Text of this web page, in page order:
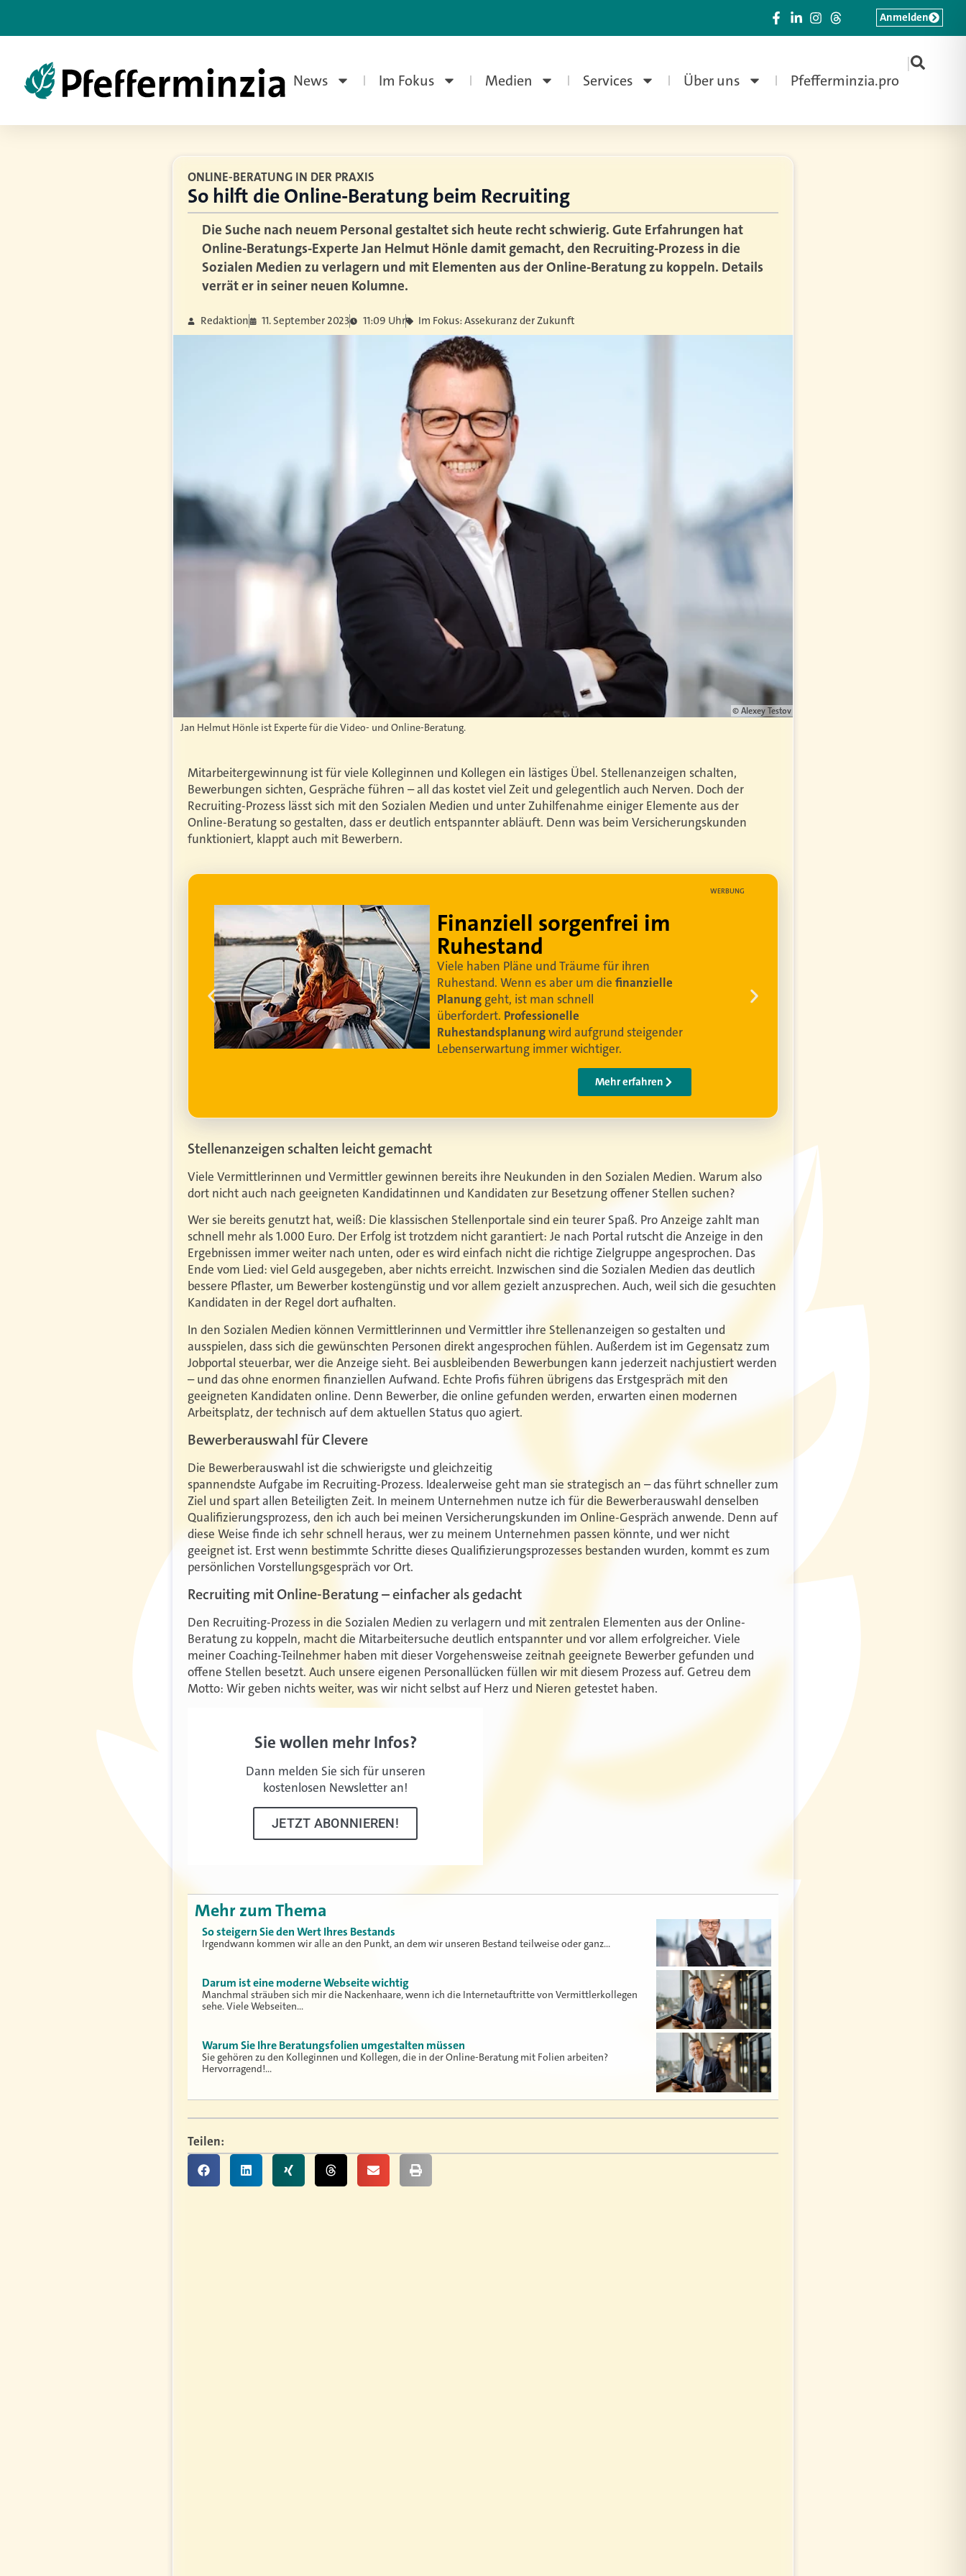
News Im Fokus Medien Services Über uns Pfefferminzia.pro
|
Anmelden
ONLINE-BERATUNG IN DER PRAXIS
So hilft die Online-Beratung beim Recruiting
Die Suche nach neuem Personal gestaltet sich heute recht schwierig. Gute Erfahrungen hat
Online-Beratungs-Experte Jan Helmut Hönle damit gemacht, den Recruiting-Prozess in die
Sozialen Medien zu verlagern und mit Elementen aus der Online-Beratung zu koppeln. Details
verrät er in seiner neuen Kolumne.
Redaktion 11. September 2023 11:09 Uhr Im Fokus: Assekuranz der Zukunft
© Alexey Testov
Jan Helmut Hönle ist Experte für die Video- und Online-Beratung.
Mitarbeitergewinnung ist für viele Kolleginnen und Kollegen ein lästiges Übel. Stellenanzeigen schalten,
Bewerbungen sichten, Gespräche führen – all das kostet viel Zeit und gelegentlich auch Nerven. Doch der
Recruiting-Prozess lässt sich mit den Sozialen Medien und unter Zuhilfenahme einiger Elemente aus der
Online-Beratung so gestalten, dass er deutlich entspannter abläuft. Denn was beim Versicherungskunden
funktioniert, klappt auch mit Bewerbern.
WERBUNG
Lebe dein bestes Leben
Um sorgenfrei in den Ruhestand zu blicken,
braucht esprofessionelle Ruhestandsplanung
Damit Ihre Kundinnen und Kunden
ihr bestes
Leben leben können
Video anschauen
Stellenanzeigen schalten leicht gemacht
Viele Vermittlerinnen und Vermittler gewinnen bereits ihre Neukunden in den Sozialen Medien. Warum also
dort nicht auch nach geeigneten Kandidatinnen und Kandidaten zur Besetzung offener Stellen suchen?
Wer sie bereits genutzt hat, weiß: Die klassischen Stellenportale sind ein teurer Spaß. Pro Anzeige zahlt man
schnell mehr als 1.000 Euro. Der Erfolg ist trotzdem nicht garantiert: Je nach Portal rutscht die Anzeige in den
Ergebnissen immer weiter nach unten, oder es wird einfach nicht die richtige Zielgruppe angesprochen. Das
Ende vom Lied: viel Geld ausgegeben, aber nichts erreicht. Inzwischen sind die Sozialen Medien das deutlich
bessere Pflaster, um Bewerber kostengünstig und vor allem gezielt anzusprechen. Auch, weil sich die gesuchten
Kandidaten in der Regel dort aufhalten.
In den Sozialen Medien können Vermittlerinnen und Vermittler ihre Stellenanzeigen so gestalten und
ausspielen, dass sich die gewünschten Personen direkt angesprochen fühlen. Außerdem ist im Gegensatz zum
Jobportal steuerbar, wer die Anzeige sieht. Bei ausbleibenden Bewerbungen kann jederzeit nachjustiert werden
– und das ohne enormen finanziellen Aufwand. Echte Profis führen übrigens das Erstgespräch mit den
geeigneten Kandidaten online. Denn Bewerber, die online gefunden werden, erwarten einen modernen
Arbeitsplatz, der technisch auf dem aktuellen Status quo agiert.
Bewerberauswahl für Clevere
Die Bewerberauswahl ist die schwierigste und gleichzeitig
spannendste Aufgabe im Recruiting-Prozess. Idealerweise geht man sie strategisch an – das führt schneller zum
Ziel und spart allen Beteiligten Zeit. In meinem Unternehmen nutze ich für die Bewerberauswahl denselben
Qualifizierungsprozess, den ich auch bei meinen Versicherungskunden im Online-Gespräch anwende. Denn auf
diese Weise finde ich sehr schnell heraus, wer zu meinem Unternehmen passen könnte, und wer nicht
geeignet ist. Erst wenn bestimmte Schritte dieses Qualifizierungsprozesses bestanden wurden, kommt es zum
persönlichen Vorstellungsgespräch vor Ort.
Recruiting mit Online-Beratung – einfacher als gedacht
Den Recruiting-Prozess in die Sozialen Medien zu verlagern und mit zentralen Elementen aus der Online-
Beratung zu koppeln, macht die Mitarbeitersuche deutlich entspannter und vor allem erfolgreicher. Viele
meiner Coaching-Teilnehmer haben mit dieser Vorgehensweise zeitnah geeignete Bewerber gefunden und
offene Stellen besetzt. Auch unsere eigenen Personallücken füllen wir mit diesem Prozess auf. Getreu dem
Motto: Wir geben nichts weiter, was wir nicht selbst auf Herz und Nieren getestet haben.
Sie wollen mehr Infos?
Dann melden Sie sich für unseren
kostenlosen Newsletter an!
JETZT ABONNIEREN!
Mehr zum Thema
So steigern Sie den Wert Ihres Bestands
Irgendwann kommen wir alle an den Punkt, an dem wir unseren Bestand teilweise oder ganz…
Darum ist eine moderne Webseite wichtig
Manchmal sträuben sich mir die Nackenhaare, wenn ich die Internetauftritte von Vermittlerkollegen
sehe. Viele Webseiten…
Warum Sie Ihre Beratungsfolien umgestalten müssen
Sie gehören zu den Kolleginnen und Kollegen, die in der Online-Beratung mit Folien arbeiten?
Hervorragend!…
Teilen: